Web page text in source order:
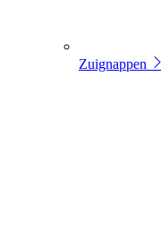
Zuignappen